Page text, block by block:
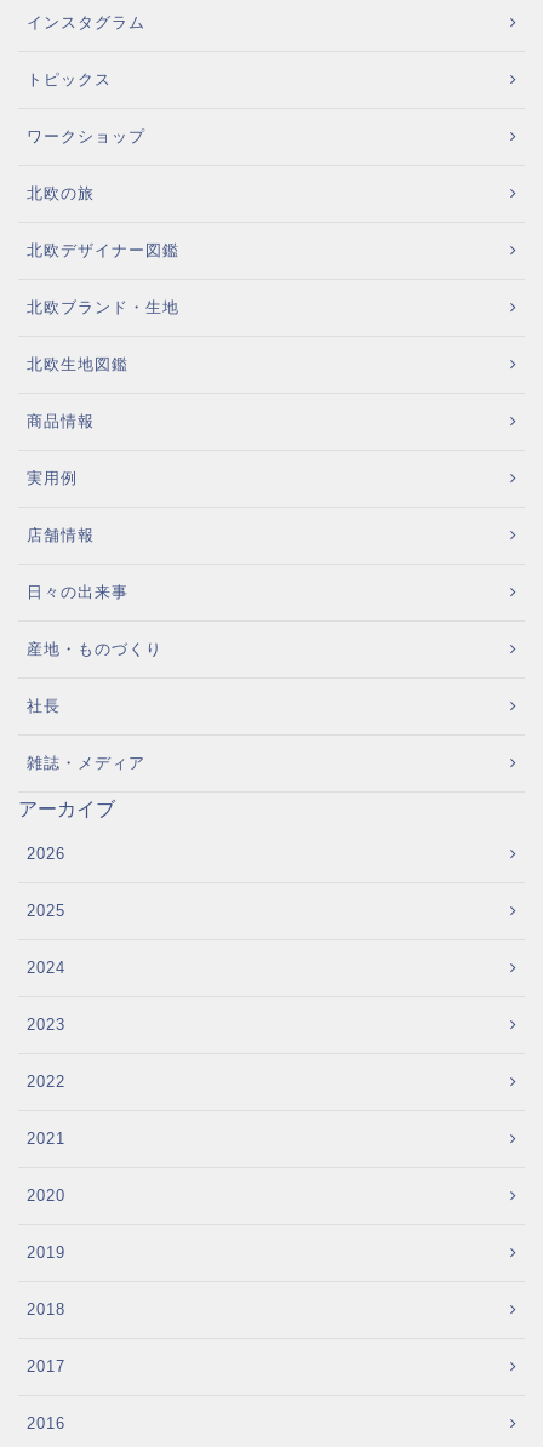
インスタグラム
トピックス
ワークショップ
北欧の旅
北欧デザイナー図鑑
北欧ブランド・生地
北欧生地図鑑
商品情報
実用例
店舗情報
日々の出来事
産地・ものづくり
社長
雑誌・メディア
アーカイブ
2026
2025
2024
2023
2022
2021
2020
2019
2018
2017
2016